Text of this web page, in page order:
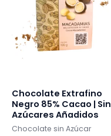
Chocolate Extrafino
Negro 85% Cacao | Sin
Azúcares Añadidos
Chocolate sin Azúcar